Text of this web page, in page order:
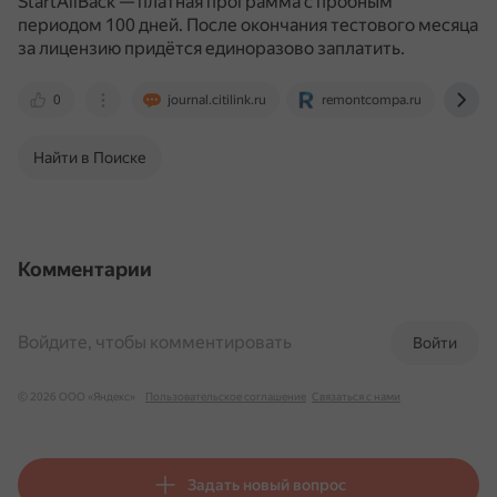
периодом 100 дней. После окончания тестового месяца
за лицензию придётся единоразово заплатить.
0 journal.citilink.ru remontcompa.ru
Найти в Поиске
Комментарии
Войти
Войдите, чтобы комментировать
© 2026 ООО «Яндекс» Пользовательское соглашение Связаться с нами
Задать новый вопрос